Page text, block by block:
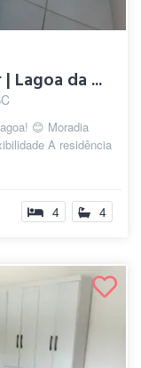
Lagoa da ...
😊 Moradia
A residência
4 4